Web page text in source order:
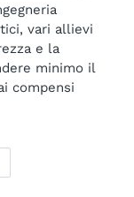
vari allievi
e la
minimo il
compensi
PINTEREST